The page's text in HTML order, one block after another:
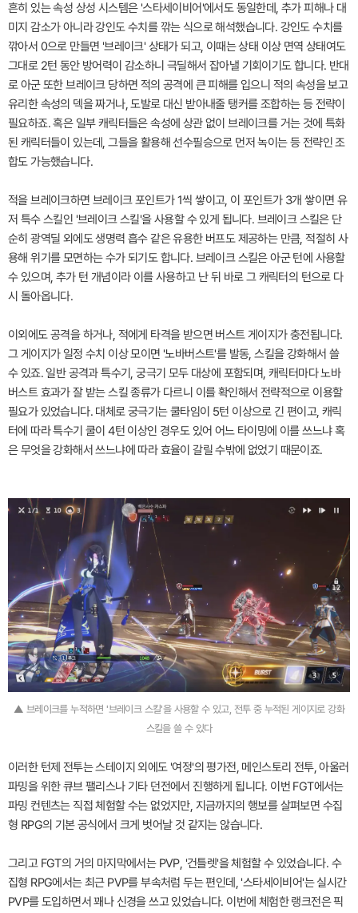
흔히 있는 속성 상성 시스템은 '스타세이비어'에서도 동일한데, 추가 피해나 대
미지 감소가 아니라 강인도 수치를 깎는 식으로 해석했습니다. 강인도 수치를
깎아서 0으로 만들면 '브레이크' 상태가 되고, 이때는 상태 이상 면역 상태여도
그대로 2턴 동안 방어력이 감소하니 극딜해서 잡아낼 기회이기도 합니다. 반대
로 아군 또한 브레이크 당하면 적의 공격에 큰 피해를 입으니 적의 속성을 보고
유리한 속성의 덱을 짜거나, 도발로 대신 받아내줄 탱커를 조합하는 등 전략이
필요하죠. 혹은 일부 캐릭터들은 속성에 상관 없이 브레이크를 거는 것에 특화
된 캐릭터들이 있는데, 그들을 활용해 선수필승으로 먼저 녹이는 등 전략인 조
합도 가능했습니다.
적을 브레이크하면 브레이크 포인트가 1씩 쌓이고, 이 포인트가 3개 쌓이면 유
저 특수 스킬인 '브레이크 스킬'을 사용할 수 있게 됩니다. 브레이크 스킬은 단
순히 광역딜 외에도 생명력 흡수 같은 유용한 버프도 제공하는 만큼, 적절히 사
용해 위기를 모면하는 수가 되기도 합니다. 브레이크 스킬은 아군 턴에 사용할
수 있으며, 추가 턴 개념이라 이를 사용하고 난 뒤 바로 그 캐릭터의 턴으로 다
시 돌아옵니다.
이외에도 공격을 하거나, 적에게 타격을 받으면 버스트 게이지가 충전됩니다.
그 게이지가 일정 수치 이상 모이면 '노바버스트'를 발동, 스킬을 강화해서 쓸
수 있죠. 일반 공격과 특수기, 궁극기 모두 대상에 포함되며, 캐릭터마다 노바
버스트 효과가 잘 받는 스킬 종류가 다르니 이를 확인해서 전략적으로 이용할
필요가 있었습니다. 대체로 궁극기는 쿨타임이 5턴 이상으로 긴 편이고, 캐릭
터에 따라 특수기 쿨이 4턴 이상인 경우도 있어 어느 타이밍에 이를 쓰느냐 혹
은 무엇을 강화해서 쓰느냐에 따라 효율이 갈릴 수밖에 없었기 때문이죠.
▲ 브레이크를 누적하면 '브레이크 스킬'을 사용할 수 있고, 전투 중 누적된 게이지로 강화
스킬을 쓸 수 있다
이러한 턴제 전투는 스테이지 외에도 '여정'의 평가전, 메인스토리 전투, 아울러
파밍을 위한 큐브 팰리스나 기타 던전에서 진행하게 됩니다. 이번 FGT에서는
파밍 컨텐츠는 직접 체험할 수는 없었지만, 지금까지의 행보를 살펴보면 수집
형 RPG의 기본 공식에서 크게 벗어날 것 같지는 않습니다.
그리고 FGT의 거의 마지막에서는 PVP, '건틀렛'을 체험할 수 있었습니다. 수
집형 RPG에서는 최근 PVP를 부속처럼 두는 편인데, '스타세이비어'는 실시간
PVP를 도입하면서 꽤나 신경을 쓰고 있었습니다. 이번에 체험한 랭크전은 픽